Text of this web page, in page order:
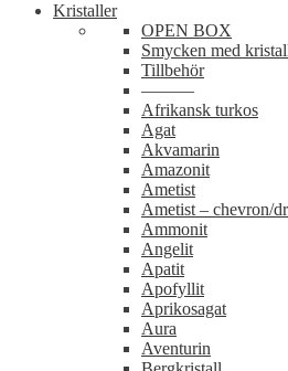
Kristaller
OPEN BOX
Smycken med
Tillbehör
———
Afrikansk turkos
Agat
Akvamarin
Amazonit
Ametist
Ametist – chevron/
Ammonit
Angelit
Apatit
Apofyllit
Aprikosagat
Aura
Aventurin